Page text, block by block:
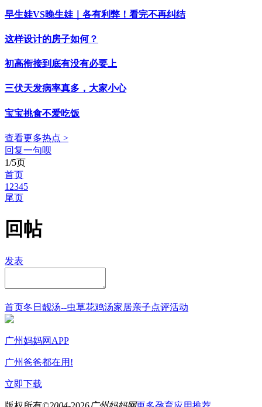
早生娃VS晚生娃｜各有利弊！看完不再纠结
这样设计的房子如何？
初高衔接到底有没有必要上
三伏天发病率真多，大家小心
宝宝挑食不爱吃饭
查看更多热点 >
回复一句呗
1/5页
首页
1 2345
尾页
回帖
发表
首页冬日靓汤--虫草花鸡汤家居亲子点评活动
广州妈妈网APP
广州爸爸都在用!
立即下载